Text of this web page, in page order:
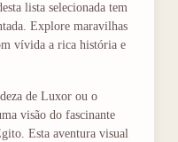
lista selecionada tem
Explore maravilhas
vívida a rica história e
de Luxor ou o
visão do fascinante
Esta aventura visual